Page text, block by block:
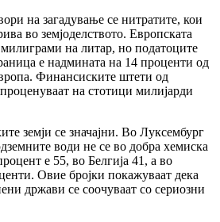
на загадување се нитратите, кои
во земјоделството. Европската
на литар, но податоците
е надмината на 14 проценти од
Финансиските штети од
на стотици милијарди
земји се значајни. Во Луксембург
води не се во добра хемиска
е 55, во Белгија 41, а во
Овие бројки покажуваат дека
држави се соочуваат со сериозни